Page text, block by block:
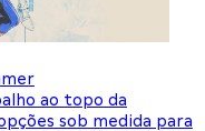
ao topo da
sob medida para